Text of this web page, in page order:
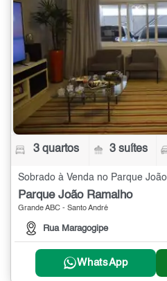
3 quartos 3 suítes
Parque João Ramalho
Grande ABC - Santo André
Rua Maragogipe
WhatsApp